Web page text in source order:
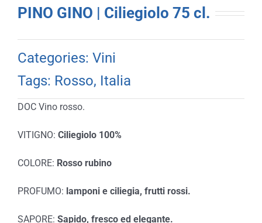
PINO GINO | Ciliegiolo 75 cl.
Categories: Vini
Tags: Rosso, Italia
DOC Vino rosso.
VITIGNO: Ciliegiolo 100%
COLORE: Rosso rubino
PROFUMO: lamponi e ciliegia, frutti rossi.
SAPORE: Sapido, fresco ed elegante.